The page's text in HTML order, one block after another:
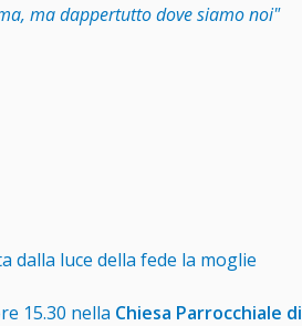
ma dappertutto dove siamo noi"
dalla luce della fede la moglie
15.30 nella Chiesa Parrocchiale di